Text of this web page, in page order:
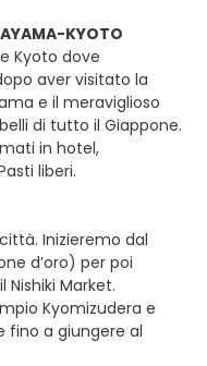
KYOTO
Kyoto dove
aver visitato la
e il meraviglioso
di tutto il Giappone.
in hotel,
liberi.
Inizieremo dal
d’oro) per poi
Market.
Kyomizudera e
fino a giungere al